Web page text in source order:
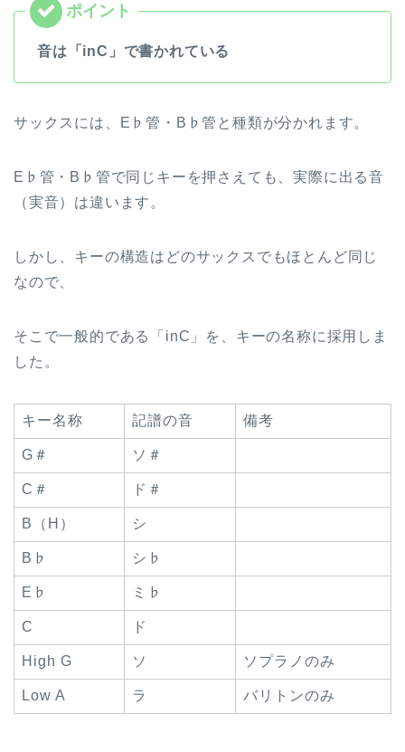
音は「inC」で書かれている
サックスには、E♭管・B♭管と種類が分かれます。
E♭管・B♭管で同じキーを押さえても、実際に出る音
（実音）は違います。
しかし、キーの構造はどのサックスでもほとんど同じ
なので、
そこで一般的である「inC」を、キーの名称に採用しま
した。
キー名称 記譜の音 備考
G＃ ソ＃
C＃ ド＃
B（H） シ
B♭ シ♭
E♭ ミ♭
C ド
High G ソ ソプラノのみ
Low A ラ バリトンのみ